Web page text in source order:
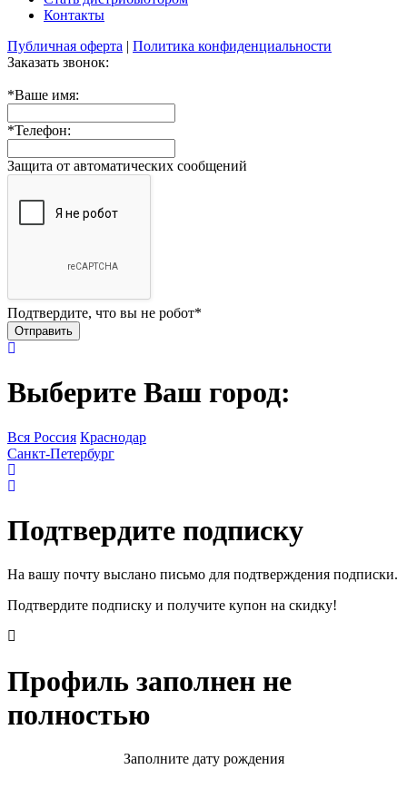
Контакты
Публичная оферта | Политика конфиденциальности
Заказать звонок:
*Ваше имя:
*Телефон:
Защита от автоматических сообщений
Подтвердите, что вы не робот*
Выберите Ваш город:
Вся Россия Краснодар
Санкт-Петербург
Подтвердите подписку
На вашу почту выслано письмо для подтверждения подписки.
Подтвердите подписку и получите купон на скидку!
Профиль заполнен не
полностью
Заполните дату рождения